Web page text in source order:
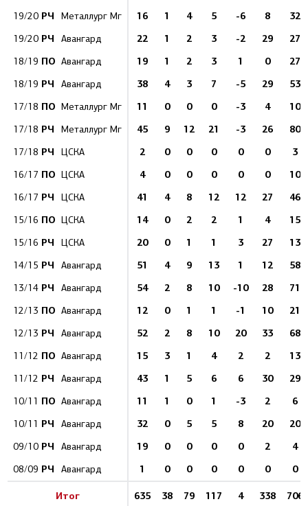
19/20 РЧ Металлург Мг 16 1 4 5 -6 8 32
19/20 РЧ Авангард 22 1 2 3 -2 29 27
18/19 ПО Авангард 19 1 2 3 1 0 27
18/19 РЧ Авангард 38 4 3 7 -5 29 53
17/18 ПО Металлург Мг 11 0 0 0 -3 4 10
17/18 РЧ Металлург Мг 45 9 12 21 -3 26 80
17/18 РЧ ЦСКА 2 0 0 0 0 0 3
16/17 ПО ЦСКА 4 0 0 0 0 0 10
16/17 РЧ ЦСКА 41 4 8 12 12 27 46
15/16 ПО ЦСКА 14 0 2 2 1 4 15
15/16 РЧ ЦСКА 20 0 1 1 3 27 13
14/15 РЧ Авангард 51 4 9 13 1 12 58
13/14 РЧ Авангард 54 2 8 10 -10 28 71
12/13 ПО Авангард 12 0 1 1 -1 10 21
12/13 РЧ Авангард 52 2 8 10 20 33 68
11/12 ПО Авангард 15 3 1 4 2 2 13
11/12 РЧ Авангард 43 1 5 6 6 30 29
10/11 ПО Авангард 11 1 0 1 -3 2 6
10/11 РЧ Авангард 32 0 5 5 8 20 20
09/10 РЧ Авангард 19 0 0 0 0 2 4
08/09 РЧ Авангард 1 0 0 0 0 0 0
Итог 635 38 79 117 4 338 706